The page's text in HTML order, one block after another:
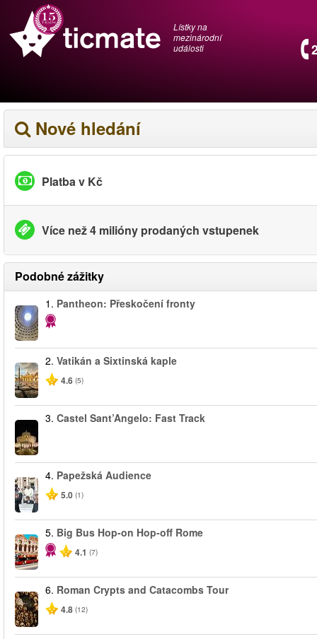
Lístky na
mezinárodní
události
Nové hledání
Platba v Kč
Více než 4 milióny prodaných vstupenek
Podobné zážitky
1. Pantheon: Přeskočení fronty
2. Vatikán a Sixtinská kaple
4.6 (5)
3. Castel Sant’Angelo: Fast Track
4. Papežská Audience
5.0 (1)
5. Big Bus Hop-on Hop-off Rome
4.1 (7)
6. Roman Crypts and Catacombs Tour
4.8 (12)